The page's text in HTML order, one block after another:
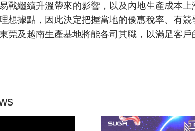
繼續升溫帶來的影響，以及內地生產成本
據點，因此決定把握當地的優惠稅率、有
及越南生產基地將能各司其職，以滿足客戶